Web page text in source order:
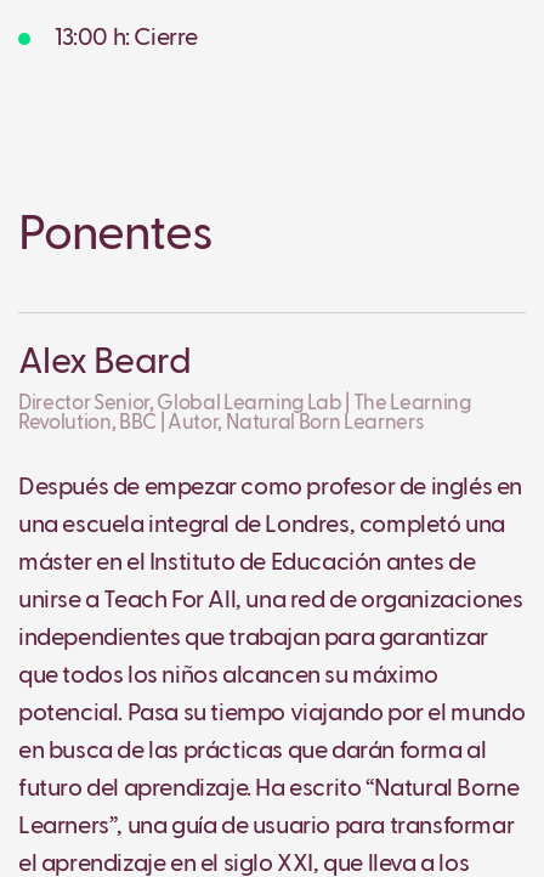
13:00 h: Cierre
Ponentes
Alex Beard
Director Senior, Global Learning Lab | The Learning
Revolution, BBC | Autor, Natural Born Learners
Después de empezar como profesor de inglés en
una escuela integral de Londres, completó una
máster en el Instituto de Educación antes de
unirse a Teach For All, una red de organizaciones
independientes que trabajan para garantizar
que todos los niños alcancen su máximo
potencial. Pasa su tiempo viajando por el mundo
en busca de las prácticas que darán forma al
futuro del aprendizaje. Ha escrito “Natural Borne
Learners”, una guía de usuario para transformar
el aprendizaje en el siglo XXI, que lleva a los